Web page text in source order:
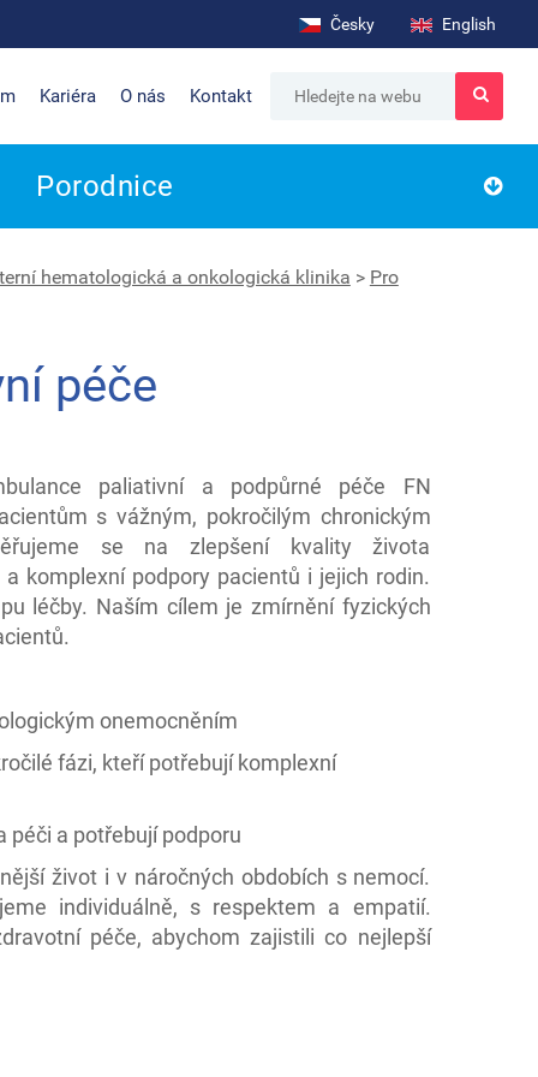
Česky English
Kariéra O nás Kontakt
Porodnice
hematologická a onkologická klinika > Pro
péče
paliativní a podpůrné péče FN
s vážným, pokročilým chronickým
se na zlepšení kvality života
komplexní podpory pacientů i jejich rodin.
léčby. Naším cílem je zmírnění fyzických
onemocněním
fázi, kteří potřebují komplexní
a potřebují podporu
život i v náročných obdobích s nemocí.
individuálně, s respektem a empatií.
péče, abychom zajistili co nejlepší